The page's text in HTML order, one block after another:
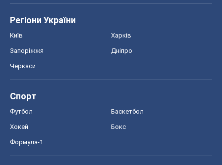
Регіони України
Київ Харків
Запоріжжя Дніпро
Черкаси
Спорт
Футбол Баскетбол
Хокей Бокс
Формула-1